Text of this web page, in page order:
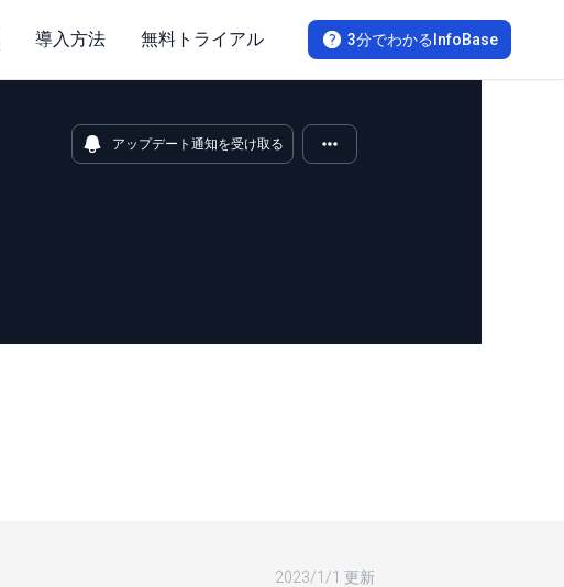
3分でわかるInfoBase
導入方法 無料トライアル
アップデート通知を受け取る
2023/1/1 更新